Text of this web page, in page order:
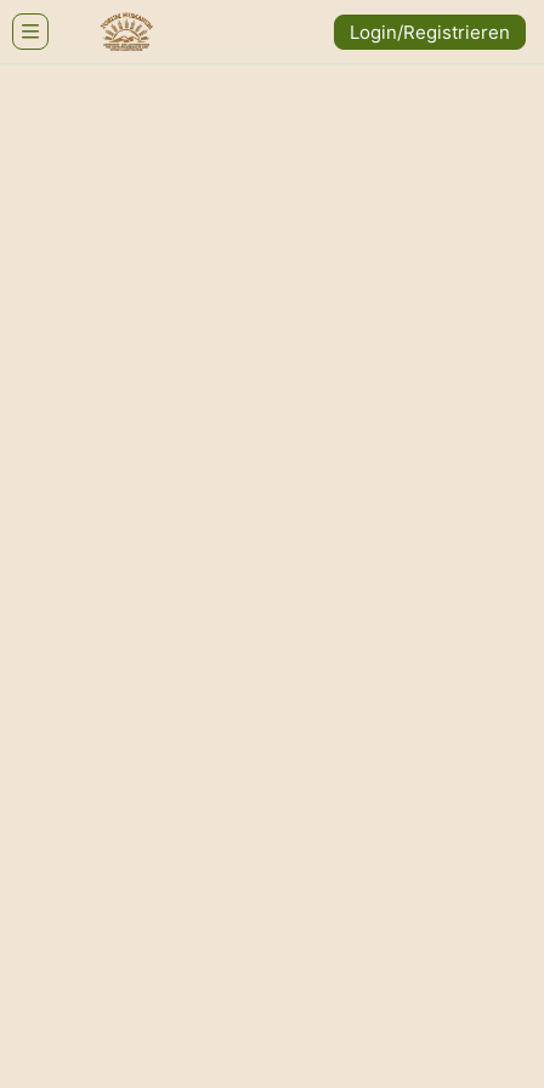
Login/Registrieren